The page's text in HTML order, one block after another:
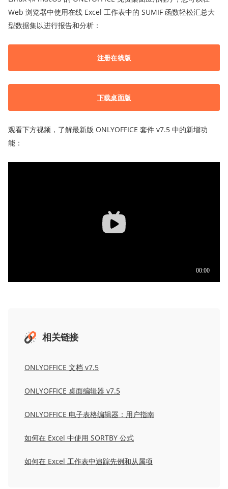
Web 浏览器中使用在线 Excel 工作表中的 SUMIF 函数轻松汇总大
型数据集以进行报告和分析：
注册在线版
下载桌面版
观看下方视频，了解最新版 ONLYOFFICE 套件 v7.5 中的新增功
能：
相关链接
ONLYOFFICE 文档 v7.5
ONLYOFFICE 桌面编辑器 v7.5
ONLYOFFICE 电子表格编辑器：用户指南
如何在 Excel 中使用 SORTBY 公式
如何在 Excel 工作表中追踪先例和从属项